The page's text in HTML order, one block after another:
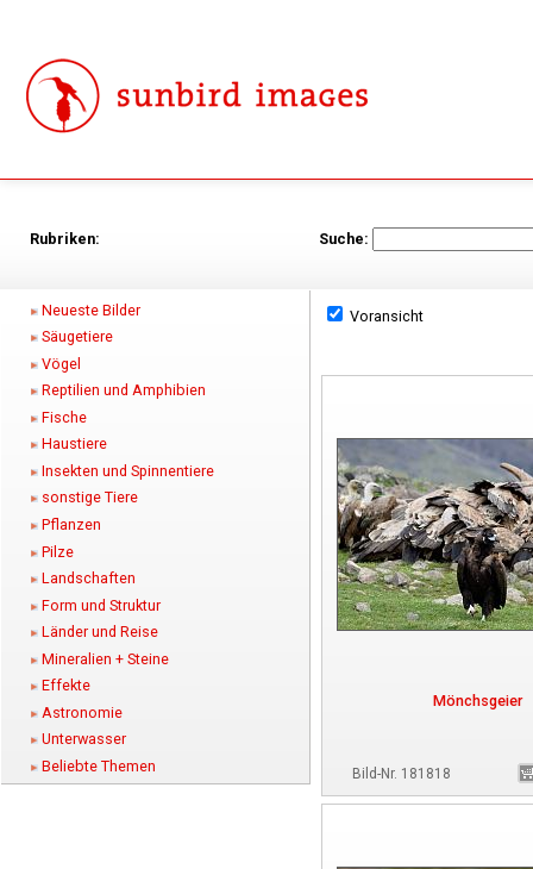
Rubriken: Suche:
Neueste Bilder
Säugetiere
Vögel
Reptilien und Amphibien
Fische
Haustiere
Insekten und Spinnentiere
sonstige Tiere
Pflanzen
Pilze
Landschaften
Form und Struktur
Länder und Reise
Mineralien + Steine
Effekte
Astronomie
Unterwasser
Beliebte Themen
Voransicht
Mönchsgeier
Bild-Nr. 181818